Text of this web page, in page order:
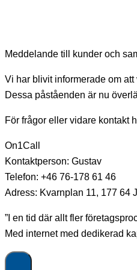
Meddelande till kunder och
Vi har blivit informerade om
Dessa påståenden är nu
För frågor eller vidare kontakt
On1Call
Kontaktperson: Gustav
Telefon: ‪+46 76-178 61 46‬
Adress: Kvarnplan 11, 177 64
”I en tid där allt fler
Med internet med dedikerad